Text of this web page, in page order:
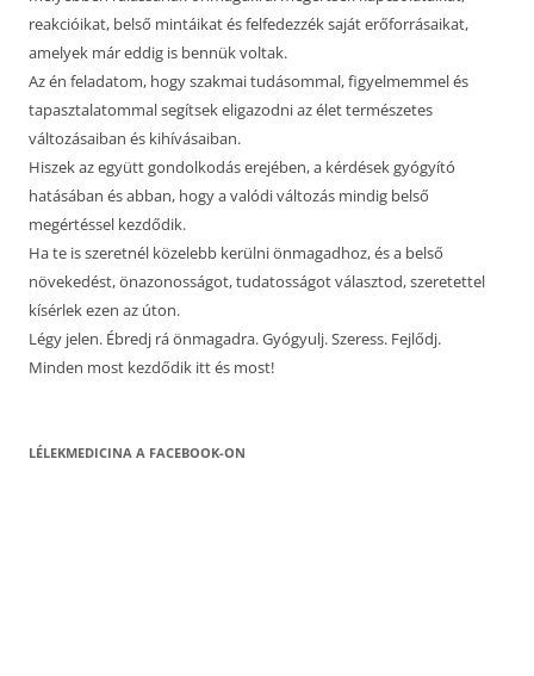
reakcióikat, belső mintáikat és felfedezzék saját erőforrásaikat,
amelyek már eddig is bennük voltak.
Az én feladatom, hogy szakmai tudásommal, figyelmemmel és
tapasztalatommal segítsek eligazodni az élet természetes
változásaiban és kihívásaiban.
Hiszek az együtt gondolkodás erejében, a kérdések gyógyító
hatásában és abban, hogy a valódi változás mindig belső
megértéssel kezdődik.
Ha te is szeretnél közelebb kerülni önmagadhoz, és a belső
növekedést, önazonosságot, tudatosságot választod, szeretettel
kísérlek ezen az úton.
Légy jelen. Ébredj rá önmagadra. Gyógyulj. Szeress. Fejlődj.
Minden most kezdődik itt és most!
LÉLEKMEDICINA A FACEBOOK-ON